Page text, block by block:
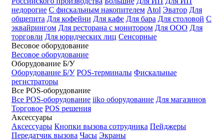
недорогие С фискальным накопителем Atol Эватор Для
общепита Для кофейни Для кафе Для бара Для столовой С
эквайрингом Для ресторана с монитором Для ООО Для
торговли Для юридческих лиц Сенсорные
Весовое оборудование
Весовое оборудование
Оборудование Б/У
Оборудование Б/У POS-терминалы Фискальные
регистраторы
Все POS-оборудование
Все POS-оборудование iiko оборудование Для магазинов
Торговое POS решения
Аксессуары
Аксессуары Кнопки вызова сотрудника Пейджеры
Передатчик вызова Часы Экраны